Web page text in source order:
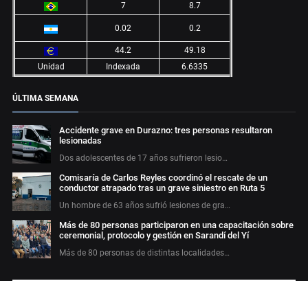
7 8.7
0.02 0.2
44.2
49.18
Unidad
Indexada 6.6335
ÚLTIMA SEMANA
Accidente grave en Durazno: tres personas resultaron
lesionadas
Dos adolescentes de 17 años sufrieron lesio…
Comisaría de Carlos Reyles coordinó el rescate de un
conductor atrapado tras un grave siniestro en Ruta 5
Un hombre de 63 años sufrió lesiones de gra…
Más de 80 personas participaron en una capacitación sobre
ceremonial, protocolo y gestión en Sarandí del Yí
Más de 80 personas de distintas localidades…